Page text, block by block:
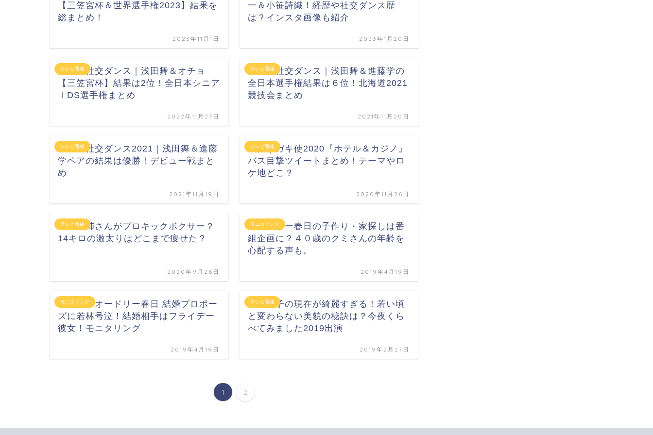
【三笠宮杯＆世界選手権2023】結果を
総まとめ！
2023年11月1日
一＆小笹詩織！経歴や社交ダンス歴
は？インスタ画像も紹介
2023年1月20日
テレビ番組
金スマ社交ダンス｜浅田舞＆オチョ
【三笠宮杯】結果は2位！全日本シニア
ⅠDS選手権まとめ
2022年11月27日
テレビ番組
金スマ社交ダンス｜浅田舞＆進藤学の
全日本選手権結果は６位！北海道2021
競技会まとめ
2021年11月20日
テレビ番組
金スマ社交ダンス2021｜浅田舞＆進藤
学ペアの結果は優勝！デビュー戦まと
め
2021年11月19日
テレビ番組
画像｜ガキ使2020『ホテル＆カジノ』
バス目撃ツイートまとめ！テーマやロ
ケ地どこ？
2020年11月26日
テレビ番組
フェフ姉さんがプロキックボクサー？
14キロの激太りはどこまで痩せた？
2020年9月26日
モニタリング
オードリー春日の子作り・家探しは番
組企画に？４０歳のクミさんの年齢を
心配する声も。
2019年4月19日
モニタリング
［動画］オードリー春日 結婚プロポー
ズに若林号泣！結婚相手はフライデー
彼女！モニタリング
2019年4月19日
テレビ番組
宇徳敬子の現在が綺麗すぎる！若い頃
と変わらない美貌の秘訣は？今夜くら
べてみました2019出演
2019年2月27日
1 2